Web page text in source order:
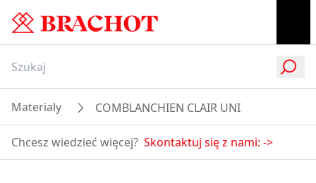
Materialy COMBLANCHIEN CLAIR UNI
Chcesz wiedzieć więcej? Skontaktuj się z nami: ->